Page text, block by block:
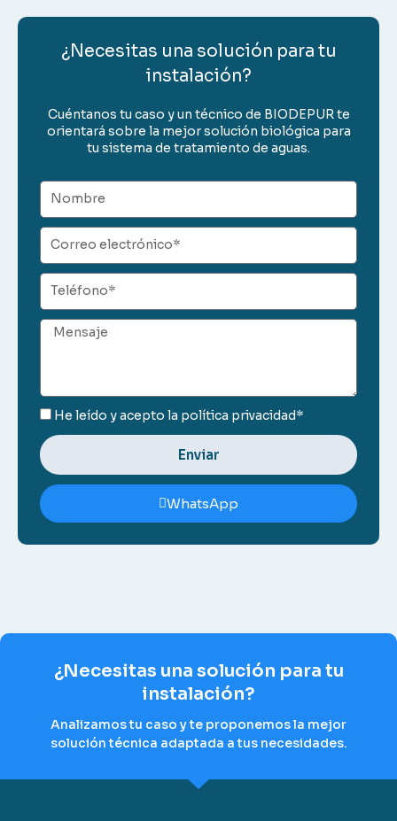
¿Necesitas una solución para tu
instalación?
Cuéntanos tu caso y un técnico de BIODEPUR te
orientará sobre la mejor solución biológica para
tu sistema de tratamiento de aguas.
Nombre
Correo
Teléfono
Mensaje
He leído y acepto la política privacidad*
Enviar
WhatsApp
¿Necesitas una solución para tu
instalación?
Analizamos tu caso y te proponemos la mejor
solución técnica adaptada a tus necesidades.